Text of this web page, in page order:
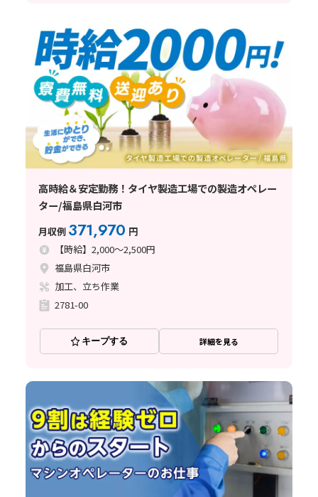
高時給＆安定勤務！タイヤ製造工場での製造オペレー
ター/福島県白河市
月収例 371,970 円
【時給】2,000～2,500円
福島県白河市
加工、立ち作業
2781-00
キープする 詳細を見る